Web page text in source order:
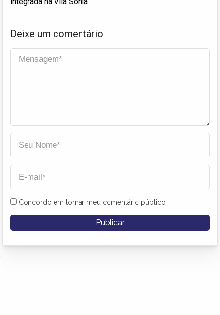
Deixe um comentário
Concordo em tornar meu comentário público